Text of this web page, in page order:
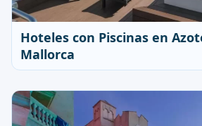
Hoteles con Piscinas en
Mallorca